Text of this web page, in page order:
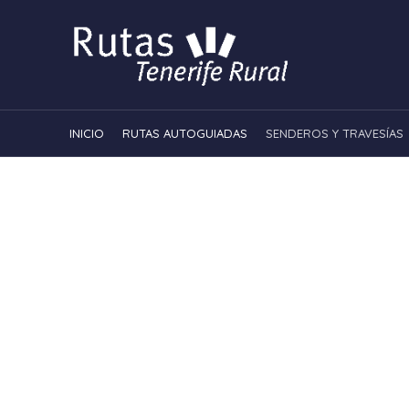
INICIO RUTAS AUTOGUIADAS SENDEROS Y TRAVESÍAS